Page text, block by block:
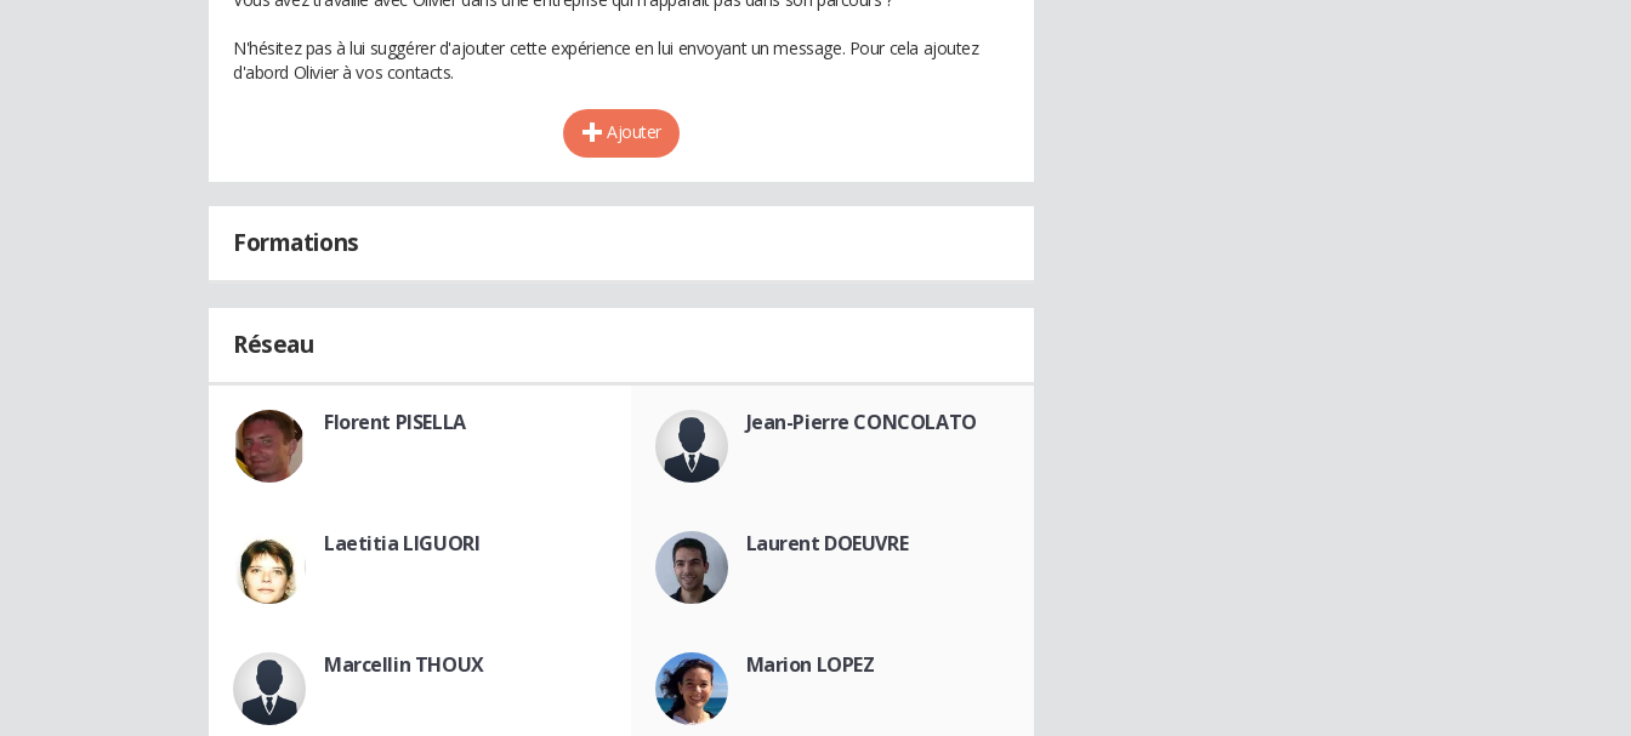
N'hésitez pas à lui suggérer d'ajouter cette expérience en lui envoyant un message. Pour cela ajoutez
d'abord Olivier à vos contacts.
Ajouter
Formations
Réseau
Florent PISELLA Jean-Pierre CONCOLATO
Laetitia LIGUORI Laurent DOEUVRE
Marcellin THOUX Marion LOPEZ